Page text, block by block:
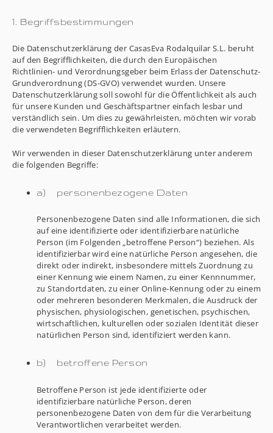
1. Begriffsbestimmungen
Die Datenschutzerklärung der CasasEva Rodalquilar S.L. beruht
auf den Begrifflichkeiten, die durch den Europäischen
Richtlinien- und Verordnungsgeber beim Erlass der Datenschutz-
Grundverordnung (DS-GVO) verwendet wurden. Unsere
Datenschutzerklärung soll sowohl für die Öffentlichkeit als auch
für unsere Kunden und Geschäftspartner einfach lesbar und
verständlich sein. Um dies zu gewährleisten, möchten wir vorab
die verwendeten Begrifflichkeiten erläutern.
Wir verwenden in dieser Datenschutzerklärung unter anderem
die folgenden Begriffe:
a) personenbezogene Daten
Personenbezogene Daten sind alle Informationen, die sich
auf eine identifizierte oder identifizierbare natürliche
Person (im Folgenden „betroffene Person“) beziehen. Als
identifizierbar wird eine natürliche Person angesehen, die
direkt oder indirekt, insbesondere mittels Zuordnung zu
einer Kennung wie einem Namen, zu einer Kennnummer,
zu Standortdaten, zu einer Online-Kennung oder zu einem
oder mehreren besonderen Merkmalen, die Ausdruck der
physischen, physiologischen, genetischen, psychischen,
wirtschaftlichen, kulturellen oder sozialen Identität dieser
natürlichen Person sind, identifiziert werden kann.
b) betroffene Person
Betroffene Person ist jede identifizierte oder
identifizierbare natürliche Person, deren
personenbezogene Daten von dem für die Verarbeitung
Verantwortlichen verarbeitet werden.